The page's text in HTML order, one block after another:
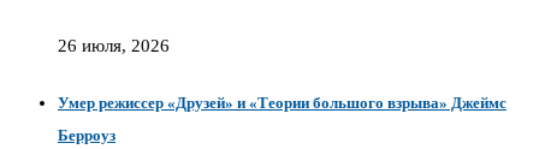
26 июля, 2026
Умер режиссер «Друзей» и «Теории большого взрыва» Джеймс
Берроуз